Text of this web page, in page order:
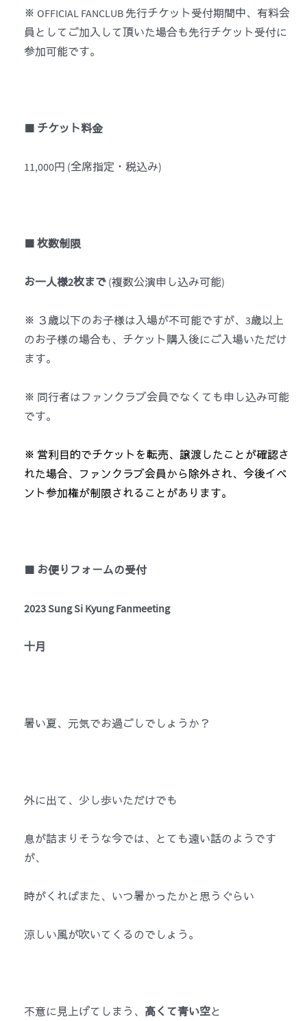
※ OFFICIAL FANCLUB 先行チケット受付期間中、有料会
員としてご加入して頂いた場合も先行チケット受付に
参加可能です。
■ チケット料金
11,000円 (全席指定・税込み)
枚数制限
お一人様2枚まで (複数公演申し込み可能)
※ ３歳以下のお子様は入場が不可能ですが、3歳以上
のお子様の場合も、チケット購入後にご入場いただけ
ます。
※ 同行者はファンクラブ会員でなくても申し込み可能
です。
※ 営利目的でチケットを転売、譲渡したことが確認さ
れた場合、ファンクラブ会員から除外され、今後イベ
ント参加権が制限されることがあります。
お便りフォームの受付
2023 Sung Si Kyung Fanmeeting
十月
暑い夏、元気でお過ごしでしょうか？
外に出て、少し歩いただけでも
息が詰まりそうな今では、とても遠い話のようです
が、
時がくればまた、いつ暑かったかと思うぐらい
涼しい風が吹いてくるのでしょう。
不意に見上げてしまう、 高くて青い空と